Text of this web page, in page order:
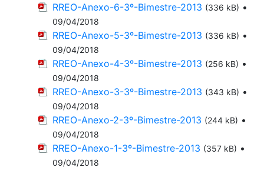
RREO-Anexo-6-3º-Bimestre-2013 (336 kB) •
09/04/2018
RREO-Anexo-5-3º-Bimestre-2013 (336 kB) •
09/04/2018
RREO-Anexo-4-3º-Bimestre-2013 (256 kB) •
09/04/2018
RREO-Anexo-3-3º-Bimestre-2013 (343 kB) •
09/04/2018
RREO-Anexo-2-3º-Bimestre-2013 (244 kB) •
09/04/2018
RREO-Anexo-1-3º-Bimestre-2013 (357 kB) •
09/04/2018